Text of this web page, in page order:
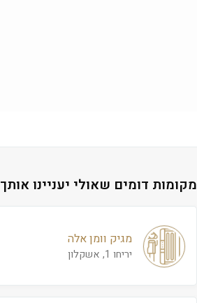
מקומות דומים שאולי יעניינו אותך
מגיק וומן אלה
יריחו 1, אשקלון